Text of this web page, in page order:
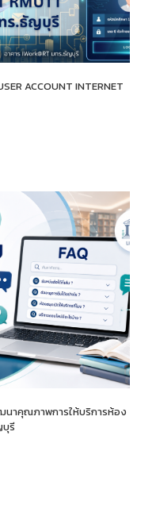
ACCOUNT INTERNET
นาคุณภาพการให้บริการห้อง
บุรี